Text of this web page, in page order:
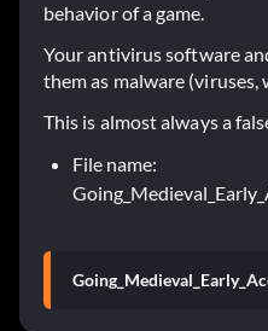
behavior of a game.
Your antivirus software
them as malware (viruses,
This is almost always a
File name: